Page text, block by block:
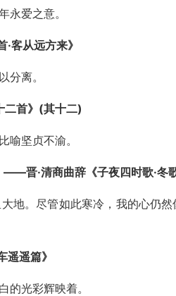
永爱之意。
客从远方来》
分离。
二首》(其十二)
喻坚贞不渝。
晋·清商曲辞《子夜四时歌·冬
地。尽管如此寒冷，我的心仍
遥篇》
的光彩辉映着。